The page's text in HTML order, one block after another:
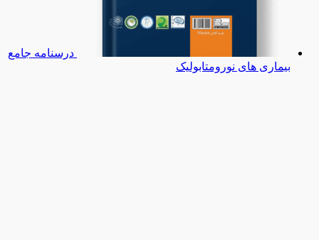
درسنامه جامع
بیماری های نورومتابولیک